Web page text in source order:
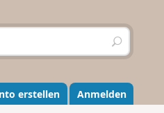
S
u
h
e
n
erstellen Anmelden